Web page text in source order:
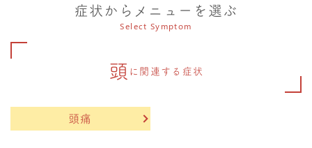
症状からメニューを選ぶ
Select Symptom
頭 に関連する症状
頭痛